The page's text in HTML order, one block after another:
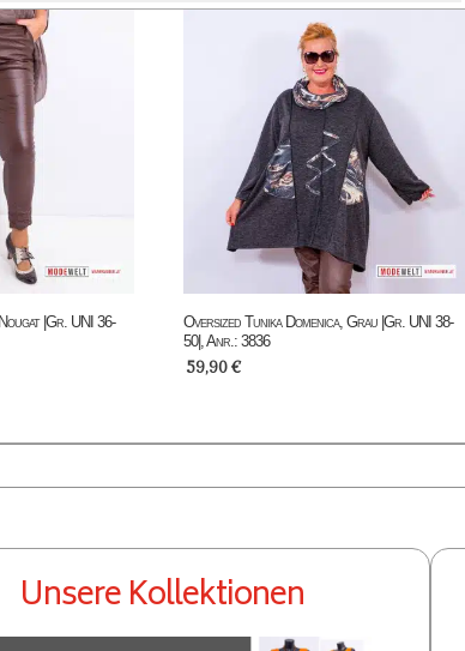
|Gr. UNI 36-
Oversized Tunika Domenica, Grau |Gr. UNI 38-
50|, Anr.: 3836
59,90€
Unsere Kollektionen